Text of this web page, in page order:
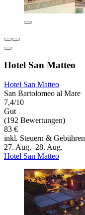
Hotel San Matteo
Hotel San Matteo
San Bartolomeo al Mare
7,4/10
Gut
(192 Bewertungen)
83 €
inkl. Steuern & Gebühren
27. Aug.–28. Aug.
Hotel San Matteo